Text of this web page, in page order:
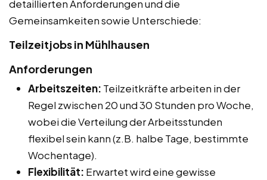
detaillierten Anforderungen und die
Gemeinsamkeiten sowie Unterschiede:
Teilzeitjobs in Mühlhausen
Anforderungen
Arbeitszeiten: Teilzeitkräfte arbeiten in der
Regel zwischen 20 und 30 Stunden pro Woche,
wobei die Verteilung der Arbeitsstunden
flexibel sein kann (z.B. halbe Tage, bestimmte
Wochentage).
Flexibilität: Erwartet wird eine gewisse